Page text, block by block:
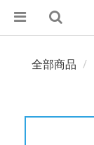
全部商品